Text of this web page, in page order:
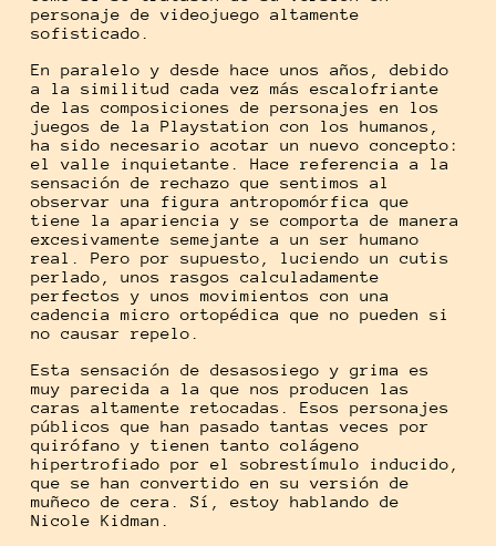
personaje de videojuego altamente
sofisticado.
En paralelo y desde hace unos años, debido
a la similitud cada vez más escalofriante
de las composiciones de personajes en los
juegos de la Playstation con los humanos,
ha sido necesario acotar un nuevo concepto:
el valle inquietante. Hace referencia a la
sensación de rechazo que sentimos al
observar una figura antropomórfica que
tiene la apariencia y se comporta de manera
excesivamente semejante a un ser humano
real. Pero por supuesto, luciendo un cutis
perlado, unos rasgos calculadamente
perfectos y unos movimientos con una
cadencia micro ortopédica que no pueden si
no causar repelo.
Esta sensación de desasosiego y grima es
muy parecida a la que nos producen las
caras altamente retocadas. Esos personajes
públicos que han pasado tantas veces por
quirófano y tienen tanto colágeno
hipertrofiado por el sobrestímulo inducido,
que se han convertido en su versión de
muñeco de cera. Sí, estoy hablando de
Nicole Kidman.